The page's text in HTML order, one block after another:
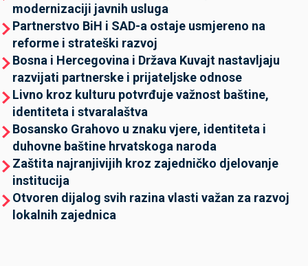
modernizaciji javnih usluga
Partnerstvo BiH i SAD-a ostaje usmjereno na
reforme i strateški razvoj
Bosna i Hercegovina i Država Kuvajt nastavljaju
razvijati partnerske i prijateljske odnose
Livno kroz kulturu potvrđuje važnost baštine,
identiteta i stvaralaštva
Bosansko Grahovo u znaku vjere, identiteta i
duhovne baštine hrvatskoga naroda
Zaštita najranjivijih kroz zajedničko djelovanje
institucija
Otvoren dijalog svih razina vlasti važan za razvoj
lokalnih zajednica